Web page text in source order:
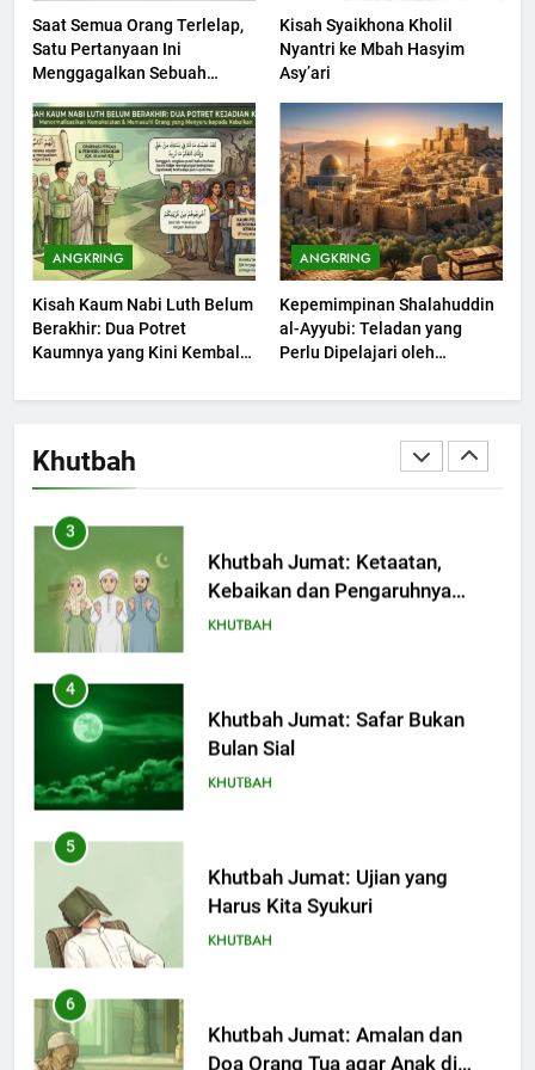
Saat Semua Orang Terlelap,
Satu Pertanyaan Ini
Menggagalkan Sebuah
Kisah Syaikhona Kholil
Nyantri ke Mbah Hasyim
Asy’ari
ANGKRING
Kisah Kaum Nabi Luth Belum
Berakhir: Dua Potret
Kaumnya yang Kini Kembali
ANGKRING
Kepemimpinan Shalahuddin
al-Ayyubi: Teladan yang
Perlu Dipelajari oleh
(2)
Khutbah
1
Dengki Tak Akan Pernah
Berjaya?
KHUTBAH
2
Khutbah Jumat: Melihat
Limpahan Nikmat Allah
KHUTBAH
Khutbah Jumat: Ketaatan,
Kebaikan dan Pengaruhnya
4
Khutbah Jumat: Safar Bukan
Bulan Sial
KHUTBAH
5
Khutbah Jumat: Ujian yang
Harus Kita Syukuri
KHUTBAH
6
Khutbah Jumat: Amalan dan
Doa Orang Tua agar Anak di
Pondok Pesantren Sukses Dunia
KHUTBAH
7
Khutbah Jumat: Refleksi dari